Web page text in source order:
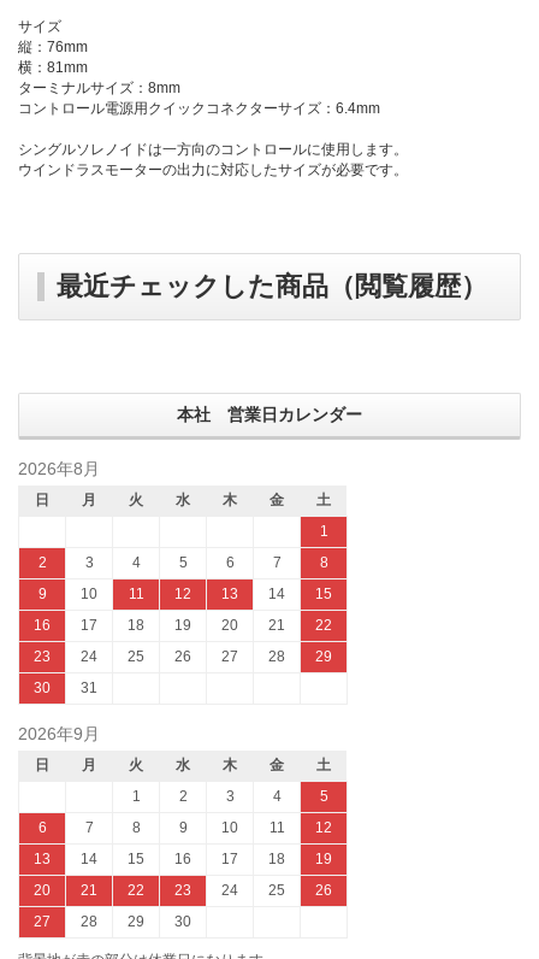
サイズ
縦：76mm
横：81mm
ターミナルサイズ：8mm
コントロール電源用クイックコネクターサイズ：6.4mm
シングルソレノイドは一方向のコントロールに使用します。
ウインドラスモーターの出力に対応したサイズが必要です。
最近チェックした商品（閲覧履歴）
本社 営業日カレンダー
2026年8月
日 月 火 水 木 金
土
1
2
3 4 5 6 7
8
9
10 11 12 13 14
15
16
17 18 19 20 21
22
23
24 25 26 27 28
29
30
31
2026年9月
日 月 火 水 木 金
土
1
2 3 4
5
6
7 8 9 10 11
12
13
14 15 16 17 18
19
20
21 22 23 24 25
26
27
28 29 30